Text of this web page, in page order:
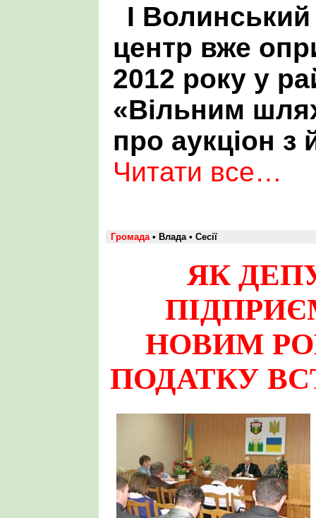
І
центр вже
2012 року у
«Вільним
про аукціон з
Читати все…
Громада • Влада • Сесії
ЯК
НОВИМ
ПОДАТКУ